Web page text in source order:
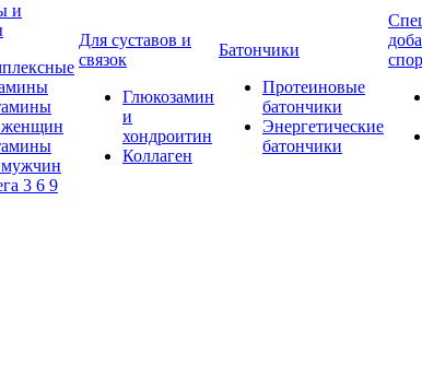
и
женщин
мужчин
3 6 9
Для суставов и
связок
Глюкозамин
и
хондроитин
Коллаген
Батончики
Протеиновые
батончики
Энергетические
батончики